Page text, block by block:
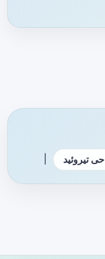
تیروئید